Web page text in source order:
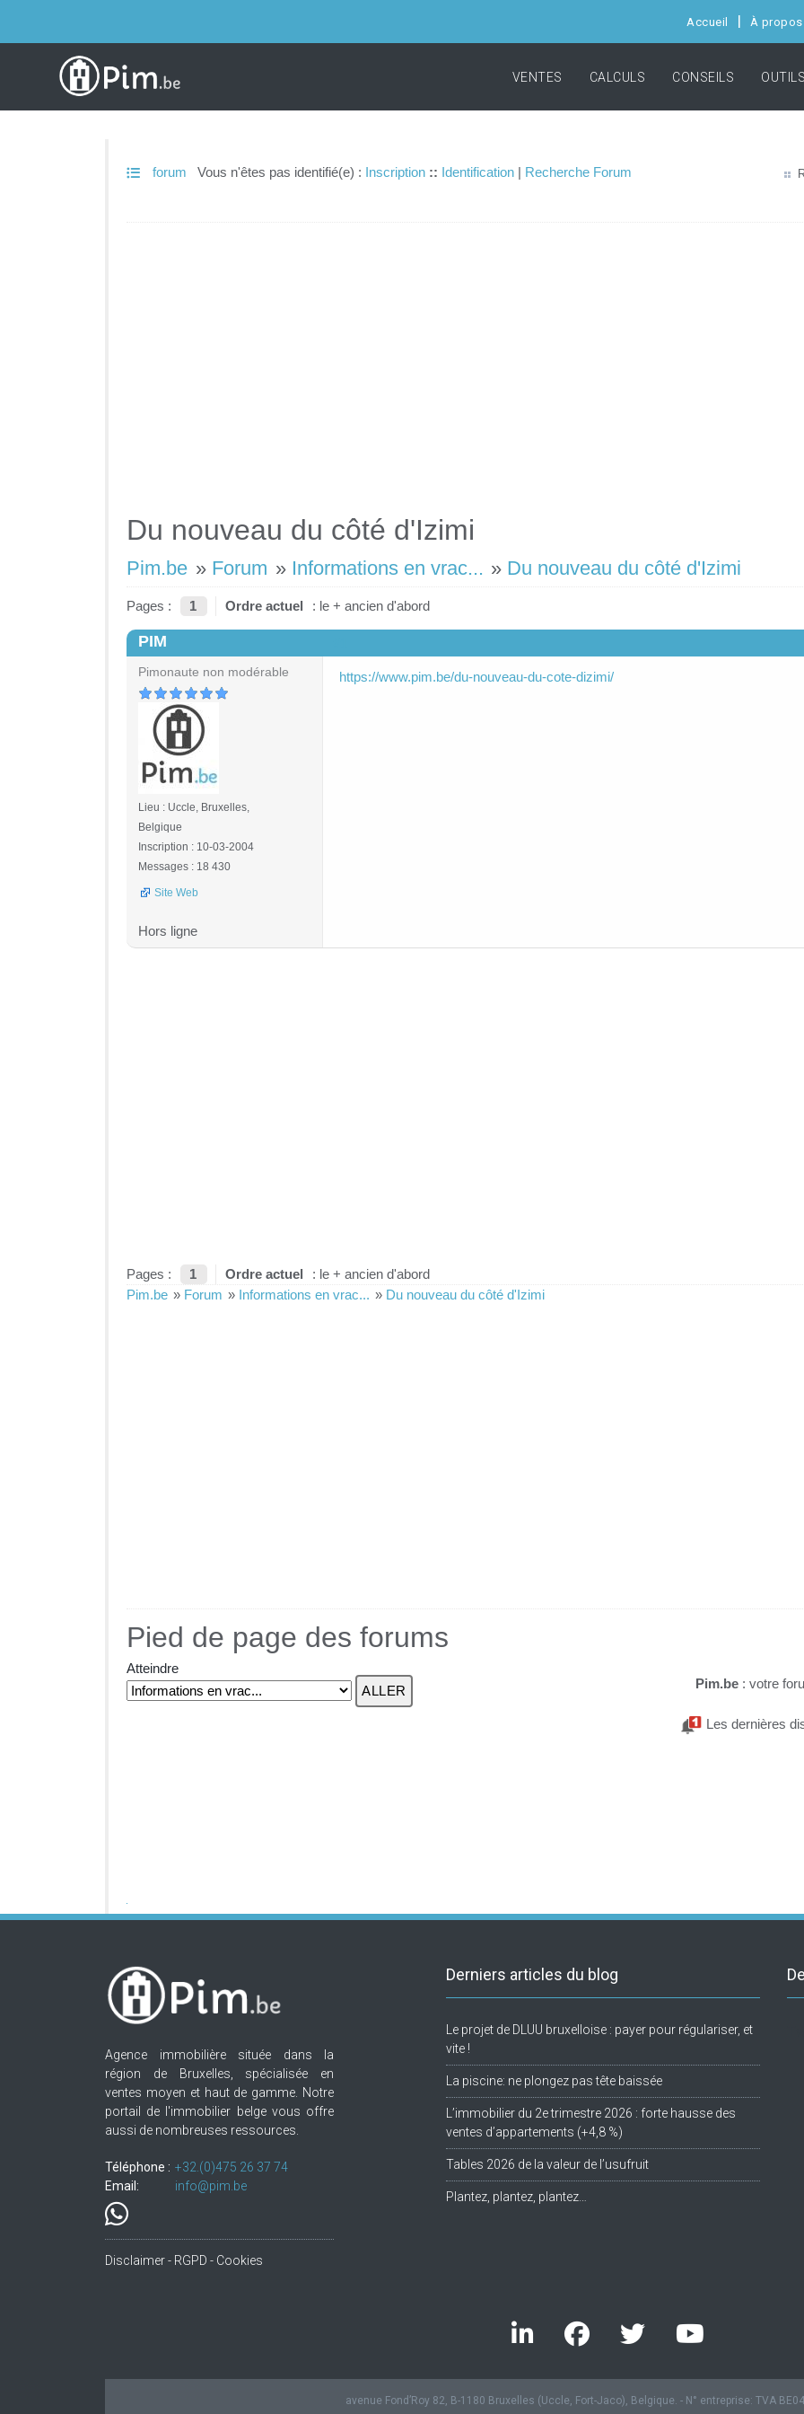
Accueil À propos
VENTES CALCULS CONSEILS OUTILS
forum Vous n'êtes pas identifié(e) : Inscription :: Identification | Recherche Forum
Du nouveau du côté d'Izimi
Pim.be » Forum » Informations en vrac... » Du nouveau du côté d'Izimi
Pages : 1 Ordre actuel : le + ancien d'abord
PIM
Pimonaute non modérable
Lieu : Uccle, Bruxelles,
Belgique
Inscription : 10-03-2004
Messages : 18 430
Site Web
https://www.pim.be/du-nouveau-du-cote-dizimi/
Hors ligne
Pages : 1 Ordre actuel
: le + ancien d'abord
Pim.be » Forum » Informations en vrac... » Du nouveau du côté d'Izimi
Pied de page des forums
Atteindre
Pim.be : votre
Les dernières
Agence immobilière située dans la
région de Bruxelles, spécialisée en
ventes moyen et haut de gamme. Notre
portail de l'immobilier belge vous offre
aussi de nombreuses ressources.
Téléphone : +32.(0)475 26 37 74
Email:
info@pim.be
Disclaimer - RGPD - Cookies
Derniers articles du blog
Le projet de DLUU bruxelloise : payer pour régulariser, et
vite !
La piscine: ne plongez pas tête baissée
L’immobilier du 2e trimestre 2026 : forte hausse des
ventes d’appartements (+4,8 %)
Tables 2026 de la valeur de l’usufruit
Plantez, plantez, plantez…
avenue Fond’Roy 82, B-1180 Bruxelles (Uccle, Fort-Jaco), Belgique. - N° entreprise: TVA